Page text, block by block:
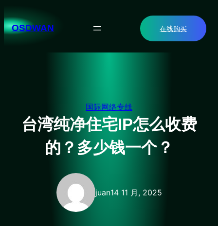
至
内OSDWAN 在线购买
国际网络专线
台湾纯净住宅IP怎么收费
的？多少钱一个？
juan14 11 月, 2025